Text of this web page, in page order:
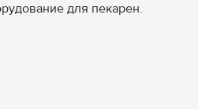
для пекарен.